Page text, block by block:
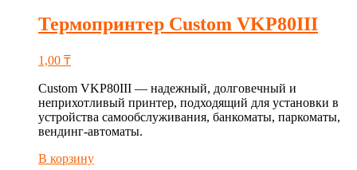
Термопринтер Custom VKP80III
1,00 ₸
Custom VKP80III — надежный, долговечный и
неприхотливый принтер, подходящий для установки в
устройства самообслуживания, банкоматы, паркоматы,
вендинг-автоматы.
В корзину